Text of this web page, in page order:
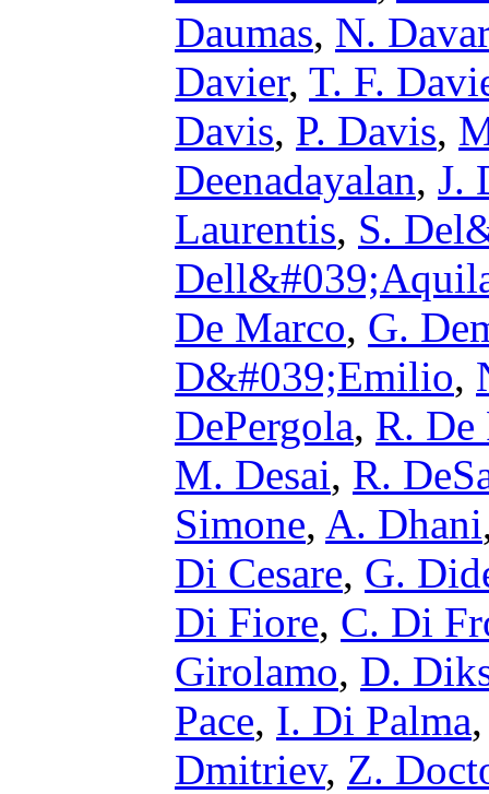
Daumas, N.
Davier, T. F.
Davis, P. Davis,
Deenadayalan, J.
Laurentis, S.
De Marco, G.
D&#039;Emilio,
DePergola, R. De
M. Desai, R.
Simone, A. Dhani
Di Cesare, G.
Di Fiore, C. Di
Girolamo, D.
Pace, I. Di Palma
Dmitriev, Z.